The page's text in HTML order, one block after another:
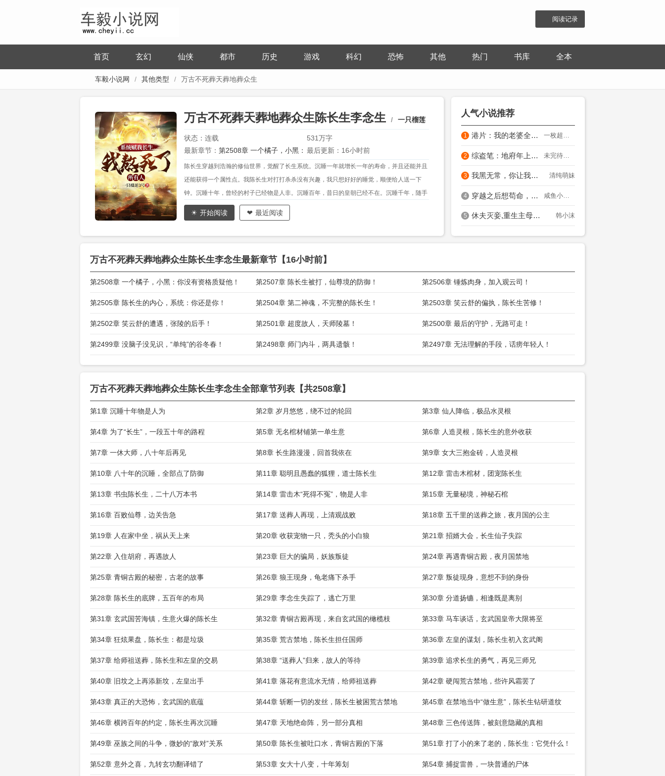
阅读记录
首页 玄幻 仙侠 都市 历史 游戏 科幻 恐怖 其他 热门 书库 全本
车毅小说网 其他类型 万古不死葬天葬地葬众生
万古不死葬天葬地葬众生陈长生李念生
一只榴莲
3号
状态：连载
531万字
最新章节： 第2508章 一个橘子，小黑：
你没有资格质疑他！
最后更新：16小时前
陈长生穿越到浩瀚的修仙世界，觉醒了长生系统。沉睡一年就增长一年的寿命，并且还能并且
还能获得一个属性点。我陈长生对打打杀杀没有兴趣，我只想好好的睡觉，顺便给人送一下
钟。沉睡十年，曾经的村子已经物是人非。沉睡百年，昔日的皇朝已经不在。沉睡千年，随手
中下的花朵，已经成为无数修士争抢的灵药。沉睡万年，原来养的小鸟已经变成了一方妖帝。
“你挖了我王家的祖坟，我们王家和你不共戴天！”“一帮小兔崽子，怎么说话呢？
开始阅读 最近阅读
人气小说推荐
1 港片：我的老婆全是极品尤物 一枚超级大帅哥
2 综盗笔：地府年上白月光
3 我黑无常，你让我直播科普鬼怪？ 清纯萌妹
4 穿越之后想苟命，就给男主当新妈
5 休夫灭妾,重生主母杀疯了！ 韩小沫
万古不死葬天葬地葬众生陈长生李念生最新章节【16小时前】
第2508章 一个橘子，小黑：你没有资格质疑他！ 第2507章 陈长生被打，仙尊境的防御！ 第2506章 锤炼肉身，加入观云司！
第2505章 陈长生的内心，系统：你还是你！ 第2504章 第二神魂，不完整的陈长生！ 第2503章 笑云舒的偏执，陈长生苦修！
第2502章 笑云舒的遭遇，张陵的后手！ 第2501章 超度故人，天师陵墓！ 第2500章 最后的守护，无路可走！
第2499章 没脑子没见识，“单纯”的谷冬春！ 第2498章 师门内斗，两具遗骸！ 第2497章 无法理解的手段，话痨年轻人！
万古不死葬天葬地葬众生陈长生李念生全部章节列表【共2508章】
第1章 沉睡十年物是人为 第2章 岁月悠悠，绕不过的轮回 第3章 仙人降临，极品水灵根
第4章 为了“长生”，一段五十年的路程 第5章 无名棺材铺第一单生意 第6章 人造灵根，陈长生的意外收获
第7章 一休大师，八十年后再见 第8章 长生路漫漫，回首我依在 第9章 女大三抱金砖，人造灵根
第10章 八十年的沉睡，全部点了防御 第11章 聪明且愚蠢的狐狸，道士陈长生 第12章 雷击木棺材，团宠陈长生
第13章 书虫陈长生，二十八万本书 第14章 雷击木“死得不冤”，物是人非 第15章 无量秘境，神秘石棺
第16章 百败仙尊，边关告急 第17章 送葬人再现，上清观战败 第18章 五千里的送葬之旅，夜月国的公主
第19章 人在家中坐，祸从天上来 第20章 收获宠物一只，秃头的小白狼 第21章 招婿大会，长生仙子失踪
第22章 入住胡府，再遇故人 第23章 巨大的骗局，妖族叛徒 第24章 再遇青铜古殿，夜月国禁地
第25章 青铜古殿的秘密，古老的故事 第26章 狼王现身，龟老痛下杀手 第27章 叛徒现身，意想不到的身份
第28章 陈长生的底牌，五百年的布局 第29章 李念生失踪了，逃亡万里 第30章 分道扬镳，相逢既是离别
第31章 玄武国苦海镇，生意火爆的陈长生 第32章 青铜古殿再现，来自玄武国的橄榄枝 第33章 马车谈话，玄武国皇帝大限将至
第34章 狂炫果盘，陈长生：都是垃圾 第35章 荒古禁地，陈长生担任国师 第36章 左皇的谋划，陈长生初入玄武阁
第37章 给师祖送葬，陈长生和左皇的交易 第38章 “送葬人”归来，故人的等待 第39章 追求长生的勇气，再见三师兄
第40章 旧坟之上再添新坟，左皇出手 第41章 落花有意流水无情，给师祖送葬 第42章 硬闯荒古禁地，些许风霜罢了
第43章 真正的大恐怖，玄武国的底蕴 第44章 斩断一切的发丝，陈长生被困荒古禁地 第45章 在禁地当中“做生意”，陈长生钻研道纹
第46章 横跨百年的约定，陈长生再次沉睡 第47章 天地绝命阵，另一部分真相 第48章 三色传送阵，被刻意隐藏的真相
第49章 巫族之间的斗争，微妙的“敌对”关系 第50章 陈长生被吐口水，青铜古殿的下落 第51章 打了小的来了老的，陈长生：它凭什么！
第52章 意外之喜，九转玄功翻译错了 第53章 女大十八变，十年筹划 第54章 捕捉雷兽，一块普通的尸体